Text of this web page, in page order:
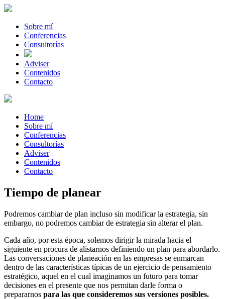
Sobre mí
Conferencias
Consultorías
Adviser
Contenidos
Contacto
Home
Sobre mí
Conferencias
Consultorías
Adviser
Contenidos
Contacto
Tiempo de planear
Podremos cambiar de plan incluso sin modificar la estrategia, sin
embargo, no podremos cambiar de estrategia sin alterar el plan.
Cada año, por esta época, solemos dirigir la mirada hacia el
siguiente en procura de alistarnos definiendo un plan para abordarlo.
Las conversaciones de planeación en las empresas se enmarcan
dentro de las características típicas de un ejercicio de pensamiento
estratégico, aquel en el cual imaginamos un futuro para tomar
decisiones en el presente que nos permitan darle forma o
prepararnos para las que consideremos sus versiones posibles.